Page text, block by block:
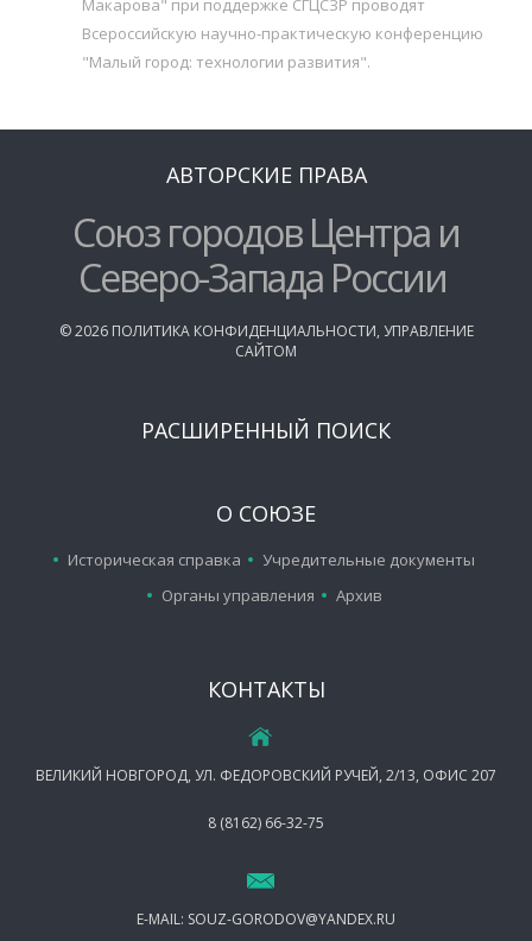
Всероссийскую научно-практическую конференцию
"Малый город: технологии развития".
АВТОРСКИЕ ПРАВА
Союз городов Центра и
Северо-Запада России
©2026 ПОЛИТИКА КОНФИДЕНЦИАЛЬНОСТИ, УПРАВЛЕНИЕ
САЙТОМ
РАСШИРЕННЫЙ ПОИСК
О СОЮЗЕ
Историческая справка
Учредительные документы
Органы управления
Архив
КОНТАКТЫ
ВЕЛИКИЙ НОВГОРОД, УЛ. ФЕДОРОВСКИЙ РУЧЕЙ, 2/13, ОФИС 207
8 (8162) 66-32-75
E-MAIL: SOUZ-GORODOV@YANDEX.RU